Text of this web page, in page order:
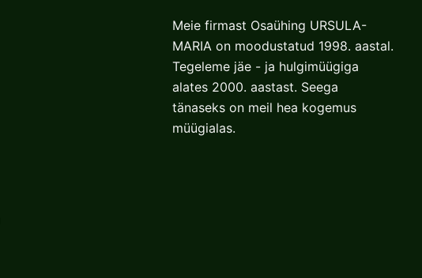
Meie firmast Osaühing URSULA-
MARIA on moodustatud 1998. aastal.
Tegeleme jäe - ja hulgimüügiga
alates 2000. aastast. Seega
tänaseks on meil hea kogemus
müügialas.